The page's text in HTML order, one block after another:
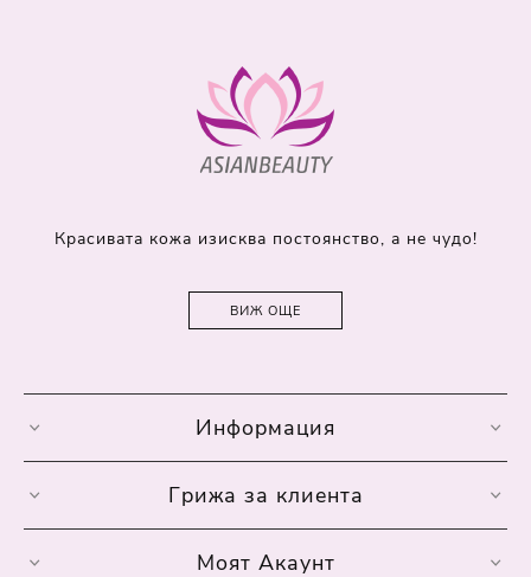
Красивата кожа изисква постоянство, а не чудо!
ВИЖ ОЩЕ
Информация
Грижа за клиента
Моят Акаунт